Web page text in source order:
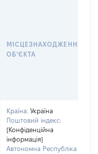
МІСЦЕЗНАХОДЖЕННЯ
ОБʼЄКТА
Країна: Україна
Поштовий індекс:
[Конфіденційна
інформація]
Автономна Республіка